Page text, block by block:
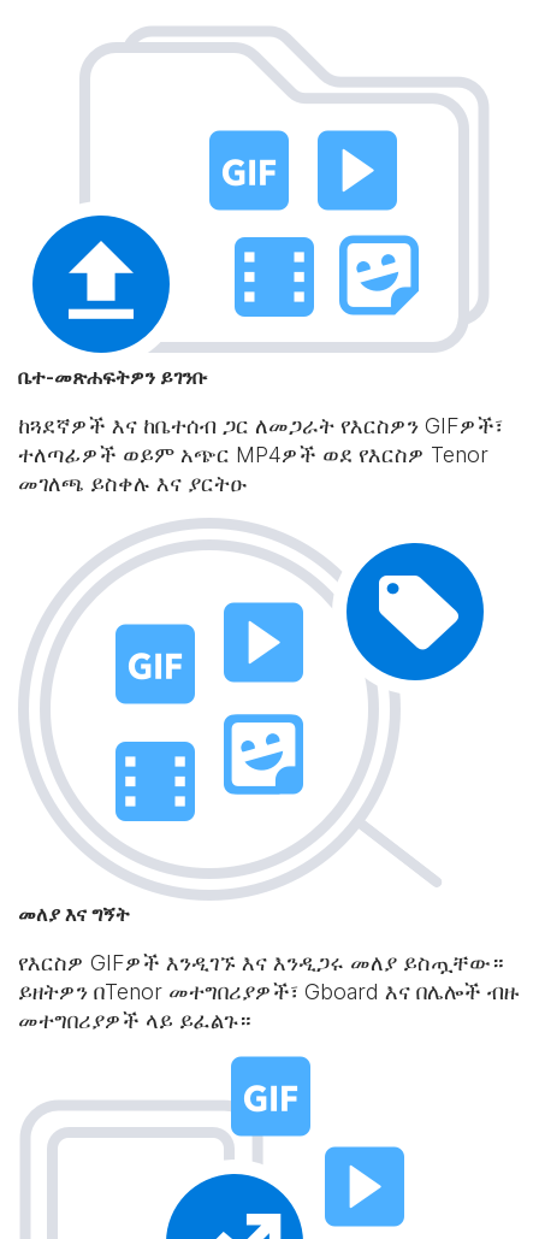
ቤተ-መጽሐፍትዎን ይገንቡ
ከጓደኛዎች እና ከቤተሰብ ጋር ለመጋራት የእርስዎን GIFዎች፣
ተለጣፊዎች ወይም አጭር MP4ዎች ወደ የእርስዎ Tenor
መገለጫ ይስቀሉ እና ያርትዑ
መለያ እና ግኝት
የእርስዎ GIFዎች እንዲገኙ እና እንዲጋሩ መለያ ይስጧቸው።
ይዘትዎን በTenor መተግበሪያዎች፣ Gboard እና በሌሎች ብዙ
መተግበሪያዎች ላይ ይፈልጉ።